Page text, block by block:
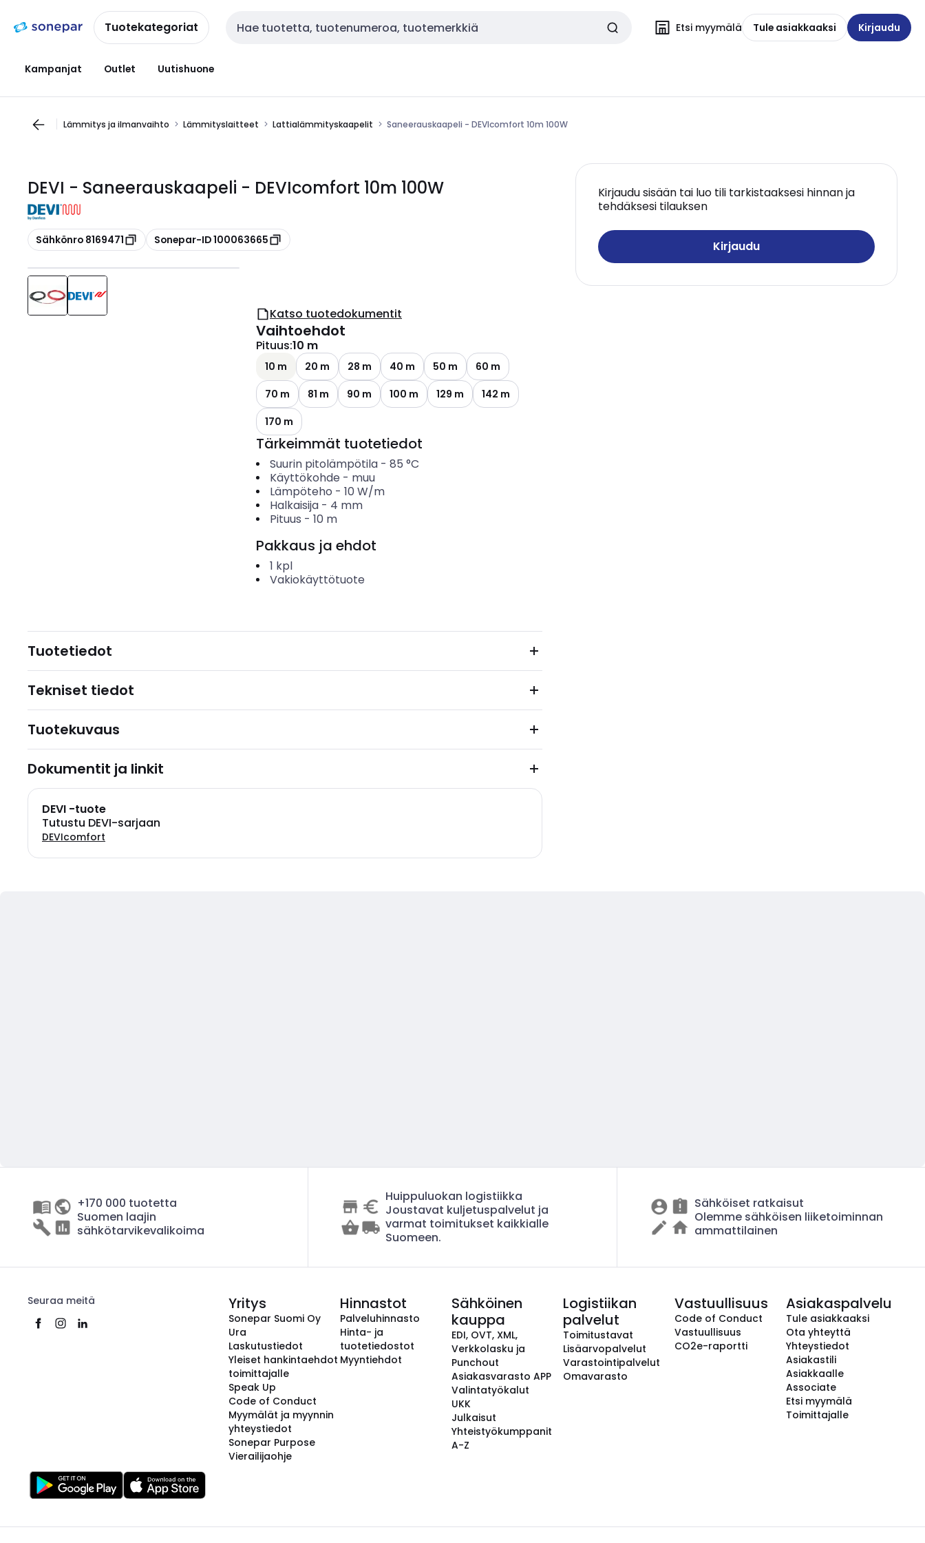
navigointiinsisältöönTuotekategoriat Haku Etsi myymälä Tule asiakkaaksi Kirjaudu
Kampanjat Outlet Uutishuone
Lämmitys ja ilmanvaihto Lämmityslaitteet Lattialämmityskaapelit Saneerauskaapeli - DEVIcomfort 10m 100W
DEVI - Saneerauskaapeli - DEVIcomfort 10m 100W
Kopioi
Sähkönro 8169471 Kopioi
Sonepar-ID 100063665
Kirjaudu sisään tai luo tili tarkistaaksesi hinnan ja
tehdäksesi tilauksen
Kirjaudu
Katso tuotedokumentit
Vaihtoehdot
Pituus:10 m
10 m 20 m 28 m 40 m 50 m
60 m
70 m
81 m 90 m 100 m 129 m
142 m
170 m
Tärkeimmät tuotetiedot
Suurin pitolämpötila- 85 °C
Käyttökohde - muu
Lämpöteho - 10 W/m
Halkaisija- 4 mm
Pituus - 10 m
Pakkaus ja ehdot
1 kpl
Vakiokäyttötuote
Tuotetiedot
Tekniset tiedot
Tuotekuvaus
Dokumentit ja linkit
DEVI -tuote
Tutustu DEVI-sarjaan
DEVIcomfort
+170 000 tuotetta
Suomen laajin
sähkötarvikevalikoima
Huippuluokan logistiikka
Joustavat kuljetuspalvelut ja
varmat toimitukset kaikkialle
Suomeen.
Sähköiset ratkaisut
Olemme sähköisen liiketoiminnan
ammattilainen
Seuraa meitä Yritys
Sonepar Suomi Oy
Ura
Laskutustiedot
Yleiset hankintaehdot
toimittajalle
Speak Up
Code of Conduct
Myymälät ja myynnin
yhteystiedot
Sonepar Purpose
Vierailijaohje
Hinnastot
Palveluhinnasto
Hinta- ja
tuotetiedostot
Myyntiehdot
Sähköinen
kauppa
EDI, OVT, XML,
Verkkolasku ja
Punchout
Asiakasvarasto APP
Valintatyökalut
UKK
Julkaisut
Yhteistyökumppanit
A-Z
Logistiikan
palvelut
Toimitustavat
Lisäarvopalvelut
Varastointipalvelut
Omavarasto
Vastuullisuus
Code of Conduct
Vastuullisuus
CO2e-raportti
Asiakaspalvelu
Tule asiakkaaksi
Ota yhteyttä
Yhteystiedot
Asiakastili
Asiakkaalle
Associate
Etsi myymälä
Toimittajalle